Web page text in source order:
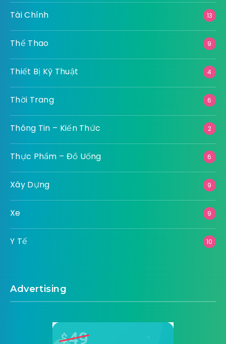
Tài Chính 13
Thể Thao 9
Thiết Bị Kỹ Thuật 4
Thời Trang 6
Thông Tin – Kiến Thức 2
Thực Phẩm – Đồ Uống 6
Xây Dựng 9
Xe 9
Y Tế 10
Advertising